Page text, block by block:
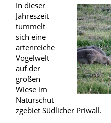
In dieser
Jahreszeit
tummelt
sich eine
artenreiche
Vogelwelt
auf der
großen
Wiese im
Naturschut
zgebiet Südlicher Priwall.